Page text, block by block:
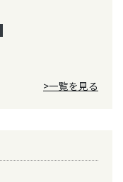
>一覧を見る